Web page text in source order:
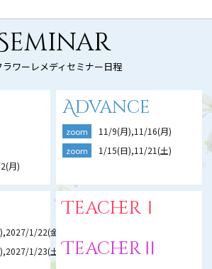
ワーレメディセミナー日程
月)
Advance
zoom 11/9(月),11/16(月)
zoom 1/15(日),11/21(土)
1/22(金),2/19(金)
),2027/1/23(土),2/20(土)
TeacherⅠ
TeacherⅡ